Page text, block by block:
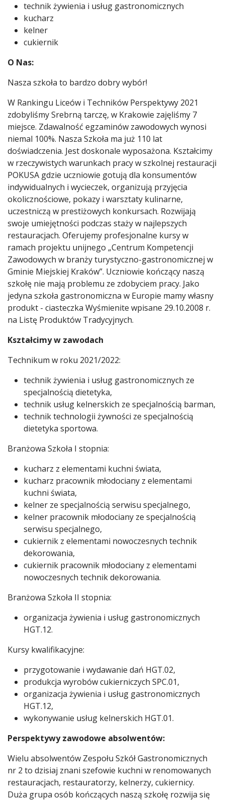
technik żywienia i usług gastronomicznych
kucharz
kelner
cukiernik
O Nas:
Nasza szkoła to bardzo dobry wybór!
W Rankingu Liceów i Techników Perspektywy 2021
zdobyliśmy Srebrną tarczę, w Krakowie zajęliśmy 7
miejsce. Zdawalność egzaminów zawodowych wynosi
niemal 100%. Nasza Szkoła ma już 110 lat
doświadczenia. Jest doskonale wyposażona. Kształcimy
w rzeczywistych warunkach pracy w szkolnej restauracji
POKUSA gdzie uczniowie gotują dla konsumentów
indywidualnych i wycieczek, organizują przyjęcia
okolicznościowe, pokazy i warsztaty kulinarne,
uczestniczą w prestiżowych konkursach. Rozwijają
swoje umiejętności podczas staży w najlepszych
restauracjach. Oferujemy profesjonalne kursy w
ramach projektu unijnego „Centrum Kompetencji
Zawodowych w branży turystyczno-gastronomicznej w
Gminie Miejskiej Kraków”. Uczniowie kończący naszą
szkołę nie mają problemu ze zdobyciem pracy. Jako
jedyna szkoła gastronomiczna w Europie mamy własny
produkt - ciasteczka Wyśmienite wpisane 29.10.2008 r.
na Listę Produktów Tradycyjnych.
Kształcimy w zawodach
Technikum w roku 2021/2022:
technik żywienia i usług gastronomicznych ze
specjalnością dietetyka,
technik usług kelnerskich ze specjalnością barman,
technik technologii żywności ze specjalnością
dietetyka sportowa.
Branżowa Szkoła I stopnia:
kucharz z elementami kuchni świata,
kucharz pracownik młodociany z elementami
kuchni świata,
kelner ze specjalnością serwisu specjalnego,
kelner pracownik młodociany ze specjalnością
serwisu specjalnego,
cukiernik z elementami nowoczesnych technik
dekorowania,
cukiernik pracownik młodociany z elementami
nowoczesnych technik dekorowania.
Branżowa Szkoła II stopnia:
organizacja żywienia i usług gastronomicznych
HGT.12.
Kursy kwalifikacyjne:
przygotowanie i wydawanie dań HGT.02,
produkcja wyrobów cukierniczych SPC.01,
organizacja żywienia i usług gastronomicznych
HGT.12,
wykonywanie usług kelnerskich HGT.01.
Perspektywy zawodowe absolwentów:
Wielu absolwentów Zespołu Szkół Gastronomicznych
nr 2 to dzisiaj znani szefowie kuchni w renomowanych
restauracjach, restauratorzy, kelnerzy, cukiernicy.
Duża grupa osób kończących naszą szkołę rozwija się